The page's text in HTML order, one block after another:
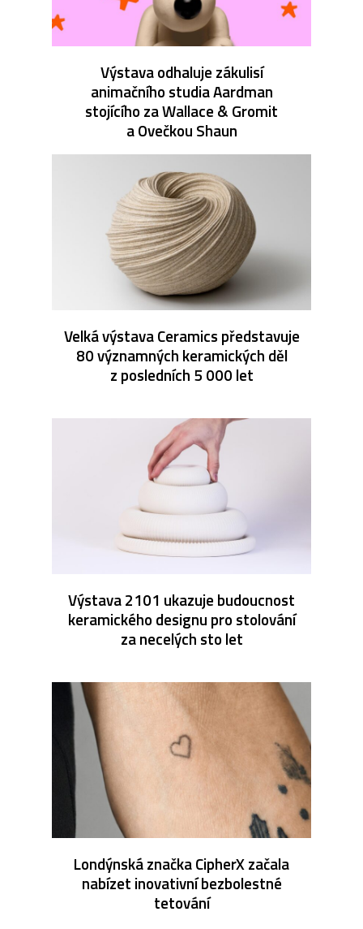
Výstava odhaluje zákulisí
animačního studia Aardman
stojícího za Wallace & Gromit
a Ovečkou Shaun
Velká výstava Ceramics představuje
80 významných keramických děl
z posledních 5 000 let
Výstava 2101 ukazuje budoucnost
keramického designu pro stolování
za necelých sto let
Londýnská značka CipherX začala
nabízet inovativní bezbolestné
tetování